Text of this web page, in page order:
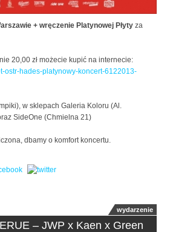
+ wręczenie Platynowej Płyty za
20,00 zł możecie kupić na internecie:
ostr-hades-platynowy-koncert-6122013-
w sklepach Galeria Koloru (Al.
SideOne (Chmielna 21)
dbamy o komfort koncertu.
wydarzenie
– JWP x Kaen x Green